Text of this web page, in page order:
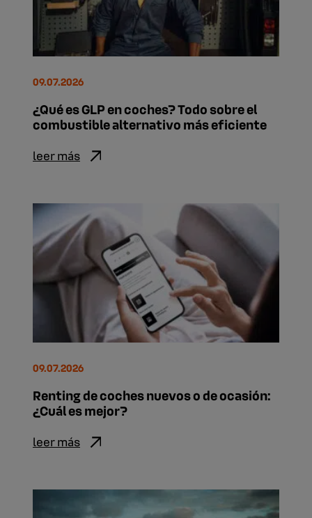
¿Qué es GLP en coches? Todo sobre el
combustible alternativo más eficiente
09.07.2026
leer más
Renting de coches nuevos o de ocasión:
¿Cuál es mejor?
09.07.2026
leer más